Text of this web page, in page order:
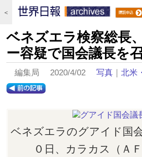
＜
ベネズエラ検察総長
ー容疑で国会議長を
編集局 2020/4/02写真 ｜北米
ベネズエラのグアイド国
０日、カラカス（ＡＦ